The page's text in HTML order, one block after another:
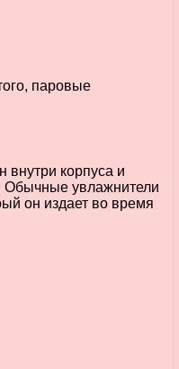
паровые
корпуса и
Обычные увлажнители
он издает во время